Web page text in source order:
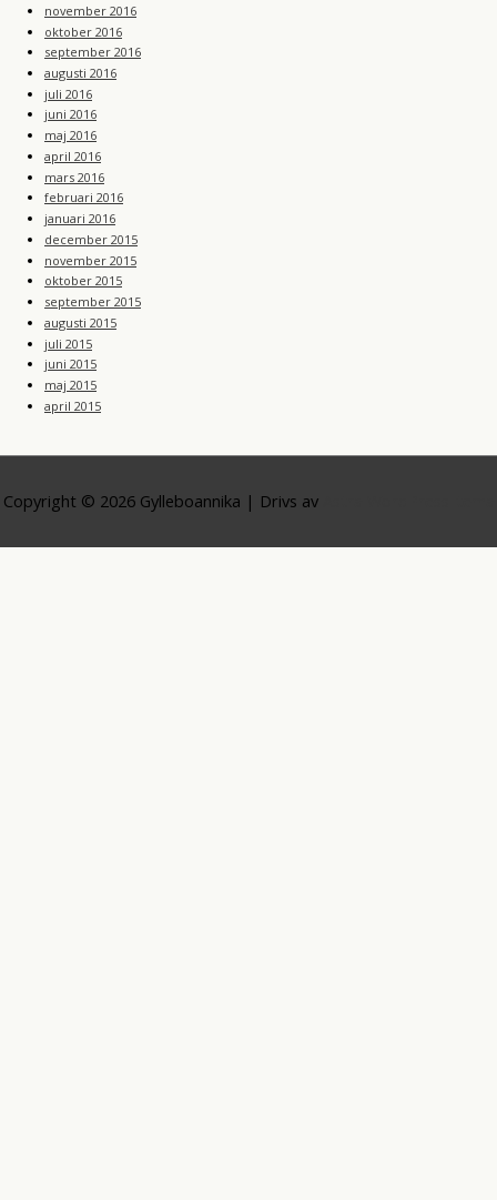
november 2016
oktober 2016
september 2016
augusti 2016
juli 2016
juni 2016
maj 2016
april 2016
mars 2016
februari 2016
januari 2016
december 2015
november 2015
oktober 2015
september 2015
augusti 2015
juli 2015
juni 2015
maj 2015
april 2015
Copyright © 2026 Gylleboannika | Drivs av